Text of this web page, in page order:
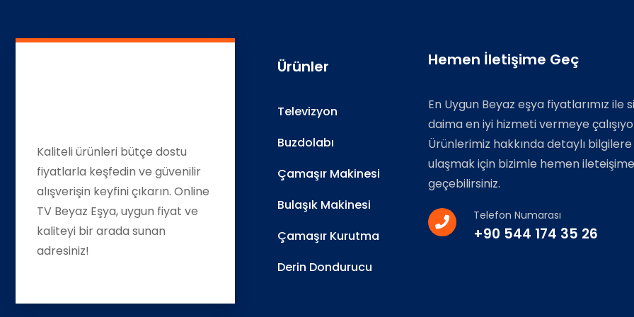
Kaliteli ürünleri bütçe dostu
fiyatlarla keşfedin ve güvenilir
alışverişin keyfini çıkarın. Online
TV Beyaz Eşya, uygun fiyat ve
kaliteyi bir arada sunan
adresiniz!
Ürünler
Televizyon
Buzdolabı
Çamaşır Makinesi
Bulaşık Makinesi
Çamaşır Kurutma
Derin Dondurucu
Hemen İletişime Geç
En Uygun Beyaz eşya fiyatlarımız ile
daima en iyi hizmeti vermeye
Ürünlerimiz hakkında detaylı bilgilere
ulaşmak için bizimle hemen ileteişime
geçebilirsiniz.
Telefon Numarası
+90 544 174 35 26